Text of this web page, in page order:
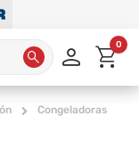
0
Congeladoras